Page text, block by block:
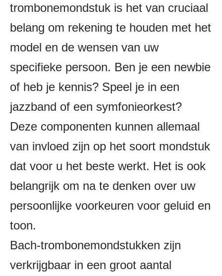
trombonemondstuk is het van cruciaal
belang om rekening te houden met het
model en de wensen van uw
specifieke persoon. Ben je een newbie
of heb je kennis? Speel je in een
jazzband of een symfonieorkest?
Deze componenten kunnen allemaal
van invloed zijn op het soort mondstuk
dat voor u het beste werkt. Het is ook
belangrijk om na te denken over uw
persoonlijke voorkeuren voor geluid en
toon.
Bach-trombonemondstukken zijn
verkrijgbaar in een groot aantal